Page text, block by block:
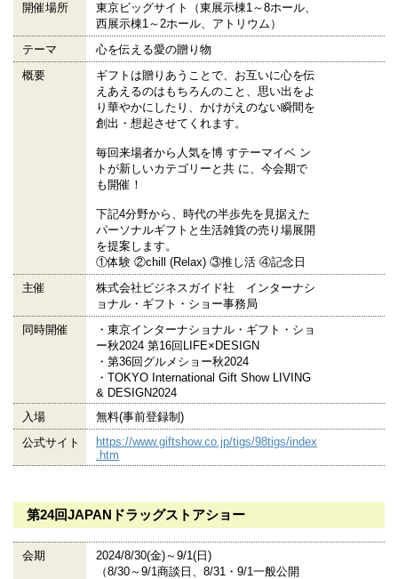
開催場所
東京ビッグサイト（東展示棟1～8ホール、
西展示棟1～2ホール、アトリウム）
テーマ
心を伝える愛の贈り物
概要
ギフトは贈りあうことで、お互いに心を伝
えあえるのはもちろんのこと、思い出をよ
り華やかにしたり、かけがえのない瞬間を
創出・想起させてくれます。
毎回来場者から人気を博 すテーマイベ ン
トが新しいカテゴリーと共 に、今会期で
も開催！
下記4分野から、時代の半歩先を見据えた
パーソナルギフトと生活雑貨の売り場展開
を提案します。
①体験 ②chill (Relax) ③推し活 ④記念日
主催
株式会社ビジネスガイド社 インターナシ
ョナル・ギフト・ショー事務局
同時開催
・東京インターナショナル・ギフト・ショ
ー秋2024 第16回LIFE×DESIGN
・第36回グルメショー秋2024
・TOKYO International Gift Show LIVING
& DESIGN2024
入場
無料(事前登録制)
公式サイト
https://www.giftshow.co.jp/tigs/98tigs/index
.htm
第24回JAPANドラッグストアショー
会期
2024/8/30(金)～9/1(日)
（8/30～9/1商談日、8/31・9/1一般公開